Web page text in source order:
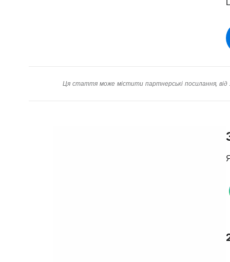
Ця стаття може містити партнерські посилання,